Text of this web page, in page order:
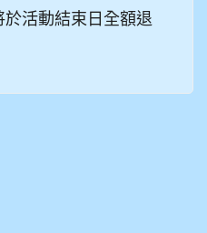
活動結束日全額退